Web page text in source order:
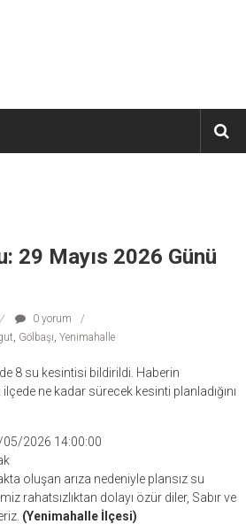
29 Mayıs 2026 Günü
0 yorum
, Gölbaşı,Yenimahalle
8 su kesintisi bildirildi. Haberin
ne kadar sürecek kesinti planladığını
2026 14:00:00
oluşan arıza nedeniyle plansız su
rahatsızlıktan dolayı özür diler, Sabır ve
(Yenimahalle İlçesi)